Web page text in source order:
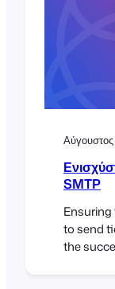
SMTP
to send
the